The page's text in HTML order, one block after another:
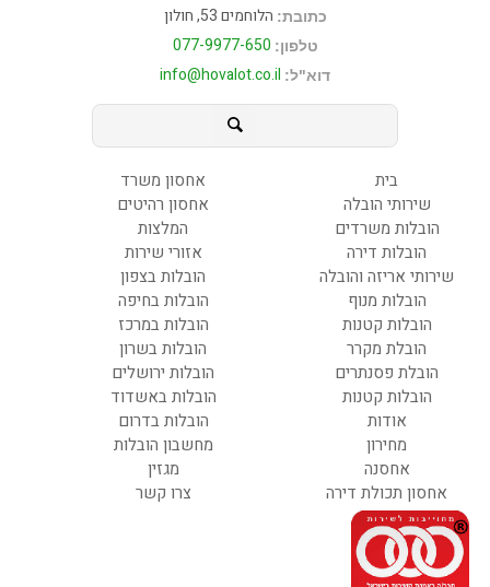
כתובת: הלוחמים 53, חולון
טלפון: 077-9977-650
דוא"ל: info@hovalot.co.il
בית
שירותי הובלה
הובלות משרדים
הובלות דירה
שירותי אריזה והובלה
הובלות מנוף
הובלות קטנות
הובלת מקרר
הובלת פסנתרים
הובלות קטנות
אודות
מחירון
אחסנה
אחסון תכולת דירה
אחסון משרד
אחסון רהיטים
המלצות
אזורי שירות
הובלות בצפון
הובלות בחיפה
הובלות במרכז
הובלות בשרון
הובלות ירושלים
הובלות באשדוד
הובלות בדרום
מחשבון הובלות
מגזין
צרו קשר